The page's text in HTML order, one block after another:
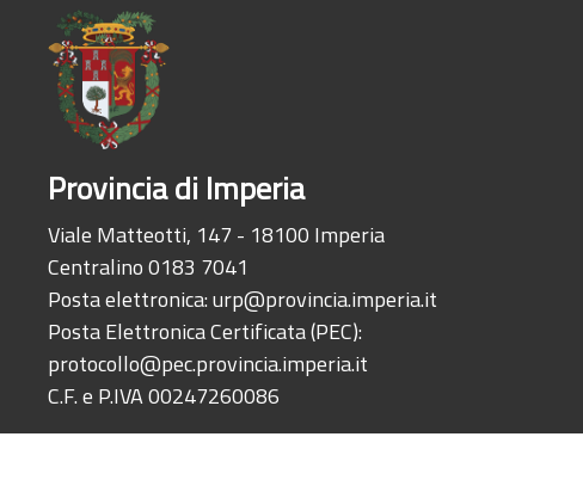
Provincia di Imperia
Viale Matteotti, 147 - 18100 Imperia
Centralino 0183 7041
Posta elettronica:urp@provincia.imperia.it
Posta Elettronica Certificata (PEC):
protocollo@pec.provincia.imperia.it
C.F. e P.IVA 00247260086